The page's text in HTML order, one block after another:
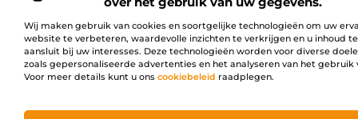
Wij maken gebruik van cookies en soortgelijke technologieën om uw
website te verbeteren, waardevolle inzichten te verkrijgen en u inhoud
aansluit bij uw interesses. Deze technologieën worden voor diverse
zoals gepersonaliseerde advertenties en het analyseren van het gebruik
Voor meer details kunt u ons cookiebeleid raadplegen.